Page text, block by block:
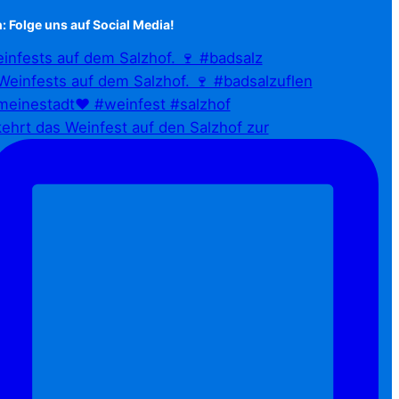
Folge uns auf Social Media!
auf dem Salzhof. 🍷 #badsalz
das Weinfest auf den Salzhof zur